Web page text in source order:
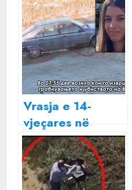
Vrasja e 14-
vjeçares në
Shkup, dalin
pamjet nga
momenti i